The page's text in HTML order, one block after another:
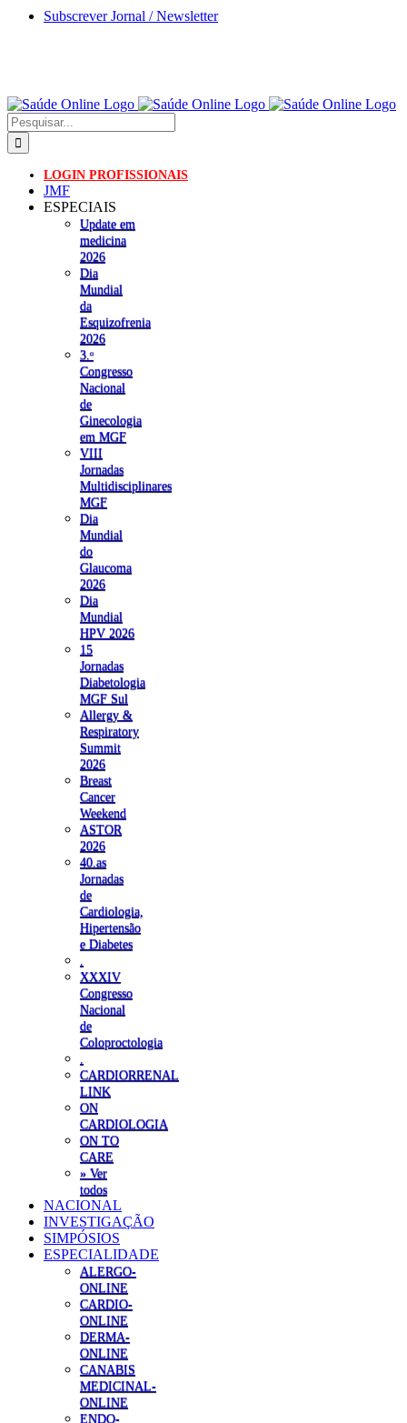
Skip
Subscrever Jornal / Newsletter
Pesquisar
LOGIN PROFISSIONAIS
JMF
ESPECIAIS
Update em
medicina
2026
Dia
Mundial
da
Esquizofrenia
2026
3.ᵒ
Congresso
Nacional
de
Ginecologia
em MGF
VIII
Jornadas
Multidisciplinares
MGF
Dia
Mundial
do
Glaucoma
2026
Dia
Mundial
HPV 2026
15
Jornadas
Diabetologia
MGF Sul
Allergy &
Respiratory
Summit
2026
Breast
Cancer
Weekend
ASTOR
2026
40.as
Jornadas
de
Cardiologia,
Hipertensão
e Diabetes
XXXIV
Congresso
Nacional
de
Coloproctologia
CARDIORRENAL
LINK
ON
CARDIOLOGIA
ON TO
CARE
» Ver
todos
NACIONAL
INVESTIGAÇÃO
SIMPÓSIOS
ESPECIALIDADE
ALERGO-
ONLINE
CARDIO-
ONLINE
DERMA-
ONLINE
CANABIS
MEDICINAL-
ONLINE
ENDO-